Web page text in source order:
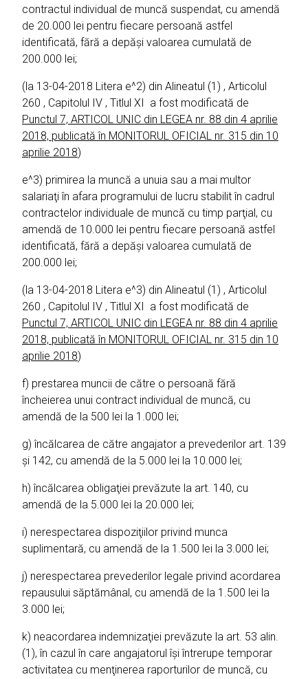
contractul individual de muncă suspendat, cu amendă
de 20.000 lei pentru fiecare persoană astfel
identificată, fără a depăşi valoarea cumulată de
200.000 lei;
(la 13-04-2018 Litera e^2) din Alineatul (1) , Articolul
260 , Capitolul IV , Titlul XI a fost modificată de
Punctul 7, ARTICOL UNIC din LEGEA nr. 88 din 4 aprilie
2018, publicată în MONITORUL OFICIAL nr. 315 din 10
aprilie 2018)
e^3) primirea la muncă a unuia sau a mai multor
salariaţi în afara programului de lucru stabilit în cadrul
contractelor individuale de muncă cu timp parţial, cu
amendă de 10.000 lei pentru fiecare persoană astfel
identificată, fără a depăşi valoarea cumulată de
200.000 lei;
(la 13-04-2018 Litera e^3) din Alineatul (1) , Articolul
260 , Capitolul IV , Titlul XI a fost modificată de
Punctul 7, ARTICOL UNIC din LEGEA nr. 88 din 4 aprilie
2018, publicată în MONITORUL OFICIAL nr. 315 din 10
aprilie 2018)
f) prestarea muncii de către o persoană fără
încheierea unui contract individual de muncă, cu
amendă de la 500 lei la 1.000 lei;
g) încălcarea de către angajator a prevederilor art. 139
şi 142, cu amendă de la 5.000 lei la 10.000 lei;
h) încălcarea obligaţiei prevăzute la art. 140, cu
amendă de la 5.000 lei la 20.000 lei;
i) nerespectarea dispoziţiilor privind munca
suplimentară, cu amendă de la 1.500 lei la 3.000 lei;
j) nerespectarea prevederilor legale privind acordarea
repausului săptămânal, cu amendă de la 1.500 lei la
3.000 lei;
k) neacordarea indemnizaţiei prevăzute la art. 53 alin.
(1), în cazul în care angajatorul îşi întrerupe temporar
activitatea cu menţinerea raporturilor de muncă, cu